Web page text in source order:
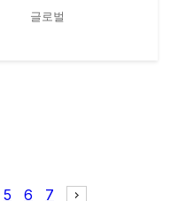
글로벌
5 6 7